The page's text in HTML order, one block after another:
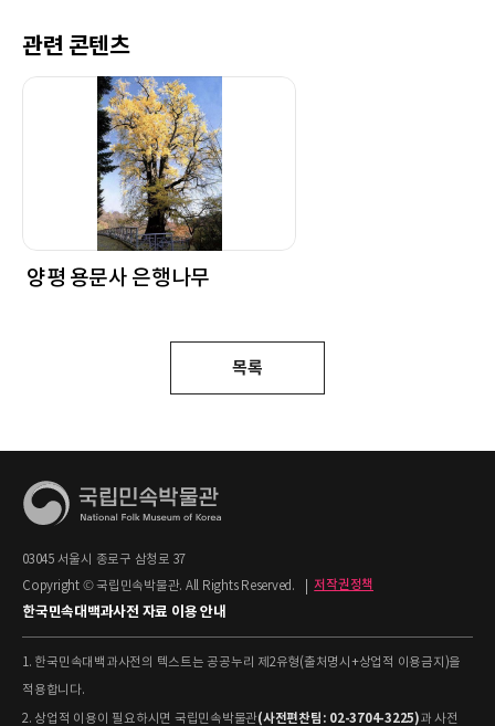
관련 콘텐츠
양평 용문사 은행나무
목록
03045 서울시 종로구 삼청로 37
Copyright © 국립민속박물관. All Rights Reserved.
저작권정책
한국민속대백과사전 자료 이용 안내
1. 한국민속대백과사전의 텍스트는 공공누리 제2유형(출처명시+상업적 이용금지)을
적용합니다.
2. 상업적 이용이 필요하시면 국립민속박물관(사전편찬팀: 02-3704-3225)과 사전